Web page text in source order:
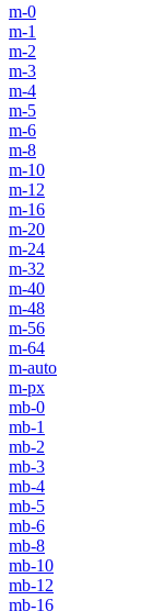
m-0
m-1
m-2
m-3
m-4
m-5
m-6
m-8
m-10
m-12
m-16
m-20
m-24
m-32
m-40
m-48
m-56
m-64
m-auto
m-px
mb-0
mb-1
mb-2
mb-3
mb-4
mb-5
mb-6
mb-8
mb-10
mb-12
mb-16